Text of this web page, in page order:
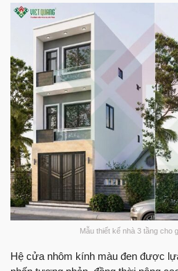
Mẫu thiết kế nhà 3 tầng cho
Hệ cửa nhôm kính màu đen được